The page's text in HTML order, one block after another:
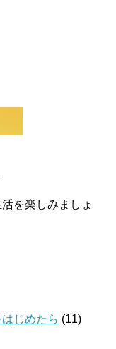
を楽しみましょ
じめたら (11)